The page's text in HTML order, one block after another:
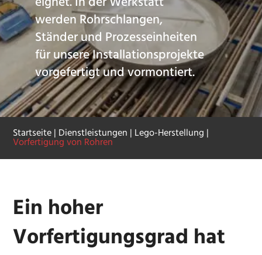
eignet. In der Werkstatt
werden Rohrschlangen,
Ständer und Prozesseinheiten
für unsere Installationsprojekte
vorgefertigt und vormontiert.
Startseite Dienstleistungen Lego-Herstellung
Vorfertigung von Rohren
Ein hoher
Vorfertigungsgrad hat